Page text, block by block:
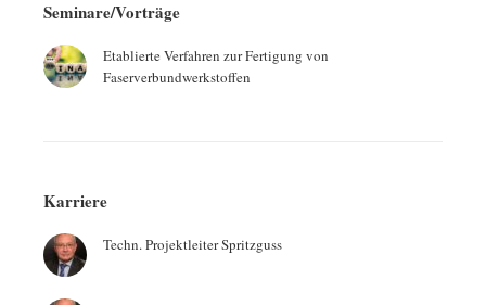
Seminare/Vorträge
Etablierte Verfahren zur Fertigung von
Faserverbundwerkstoffen
Karriere
Techn. Projektleiter Spritzguss